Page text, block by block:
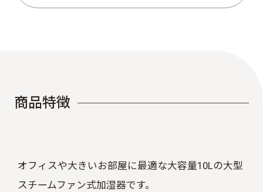
商品特徴
オフィスや大きいお部屋に最適な大容量10Lの大型
スチームファン式加湿器です。